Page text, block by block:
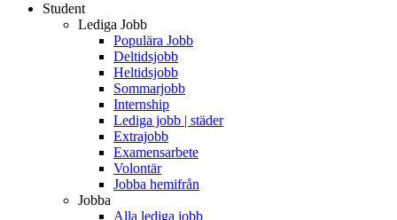
Student
Lediga Jobb
Populära Jobb
Deltidsjobb
Heltidsjobb
Sommarjobb
Internship
Lediga jobb | städer
Extrajobb
Examensarbete
Volontär
Jobba hemifrån
Jobba
Alla lediga jobb